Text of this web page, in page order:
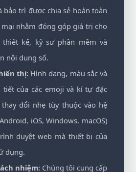
bảo trì được chia sẻ hoàn toàn
nhằm đóng góp giá trị cho
thiết kế, kỹ sư phần mềm và
nội dung số.
thị:Hình dạng, màu sắc và
tiết của các emoji và kí tự đặc
đổi nhẹ tùy thuộc vào hệ
iOS, Windows, macOS)
duyệt web mà thiết bị của
dụng.
nhiệm: Chúng tôi cung cấp